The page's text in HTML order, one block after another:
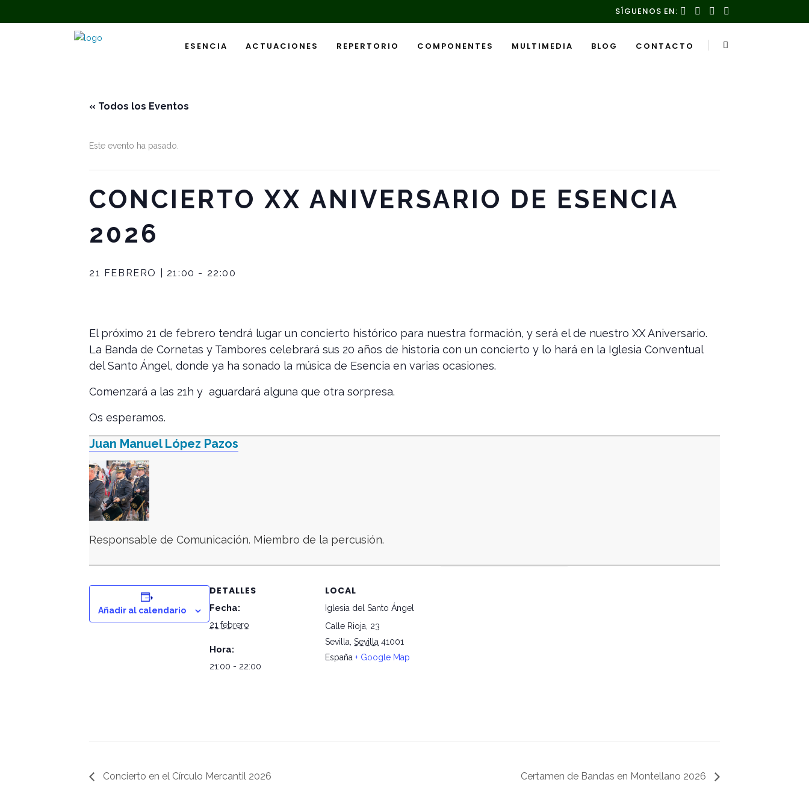
SÍGUENOS EN:
ESENCIA ACTUACIONES REPERTORIO COMPONENTES MULTIMEDIA BLOG CONTACTO
« Todos los Eventos
Este evento ha pasado.
CONCIERTO XX ANIVERSARIO DE ESENCIA
2026
21 FEBRERO | 21:00 - 22:00
El próximo 21 de febrero tendrá lugar un concierto histórico para nuestra formación, y será el de nuestro XX Aniversario.
La Banda de Cornetas y Tambores celebrará sus 20 años de historia con un concierto y lo hará en la Iglesia Conventual
del Santo Ángel, donde ya ha sonado la música de Esencia en varias ocasiones.
Comenzará a las 21h y aguardará alguna que otra sorpresa.
Os esperamos.
Juan Manuel López Pazos
Responsable de Comunicación. Miembro de la percusión.
Añadir al calendario
DETALLES
Fecha:
21 febrero
Hora:
21:00 - 22:00
LOCAL
Iglesia del Santo Ángel
Calle Rioja, 23
Sevilla Sevilla 41001
España + Google Map
Concierto en el Círculo Mercantil 2026 Certamen de Bandas en Montellano 2026